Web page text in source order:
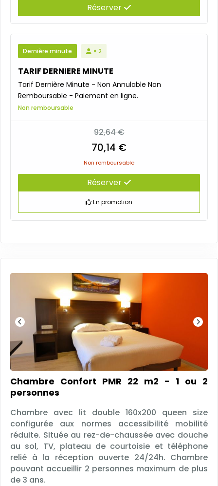
Réserver
Dernière minute × 2
TARIF DERNIERE MINUTE
Tarif Dernière Minute - Non Annulable Non
Remboursable - Paiement en ligne.
Non remboursable
92,64 €
70,14 €
Non remboursable
Réserver
En promotion
Chambre Confort PMR 22 m2 - 1 ou 2
personnes
Chambre avec lit double 160x200 queen size
configurée aux normes accessibilité mobilité
réduite. Située au rez-de-chaussée avec douche
au sol, TV, plateau de courtoisie et téléphone
relié à la réception ouverte 24/24h. Chambre
pouvant accueillir 2 personnes maximum de plus
de 3 ans.